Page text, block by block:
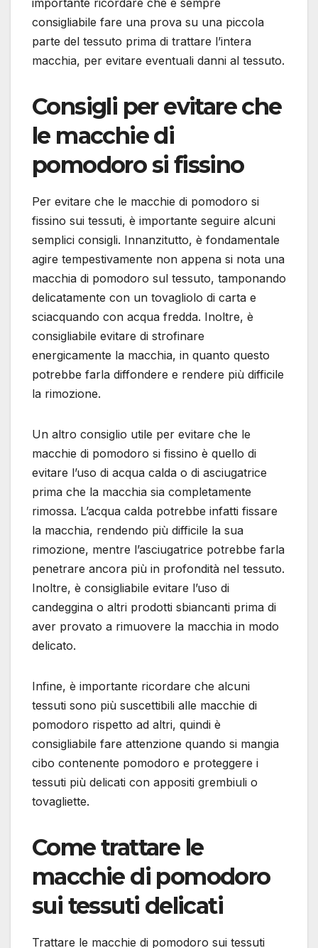
consigliabile fare una prova su una piccola
parte del tessuto prima di trattare l’intera
macchia, per evitare eventuali danni al tessuto.
Consigli per evitare che
le macchie di
pomodoro si fissino
Per evitare che le macchie di pomodoro si
fissino sui tessuti, è importante seguire alcuni
semplici consigli. Innanzitutto, è fondamentale
agire tempestivamente non appena si nota una
macchia di pomodoro sul tessuto, tamponando
delicatamente con un tovagliolo di carta e
sciacquando con acqua fredda. Inoltre, è
consigliabile evitare di strofinare
energicamente la macchia, in quanto questo
potrebbe farla diffondere e rendere più difficile
la rimozione.
Un altro consiglio utile per evitare che le
macchie di pomodoro si fissino è quello di
evitare l’uso di acqua calda o di asciugatrice
prima che la macchia sia completamente
rimossa. L’acqua calda potrebbe infatti fissare
la macchia, rendendo più difficile la sua
rimozione, mentre l’asciugatrice potrebbe farla
penetrare ancora più in profondità nel tessuto.
Inoltre, è consigliabile evitare l’uso di
candeggina o altri prodotti sbiancanti prima di
aver provato a rimuovere la macchia in modo
delicato.
Infine, è importante ricordare che alcuni
tessuti sono più suscettibili alle macchie di
pomodoro rispetto ad altri, quindi è
consigliabile fare attenzione quando si mangia
cibo contenente pomodoro e proteggere i
tessuti più delicati con appositi grembiuli o
tovagliette.
Come trattare le
macchie di pomodoro
sui tessuti delicati
Trattare le macchie di pomodoro sui tessuti